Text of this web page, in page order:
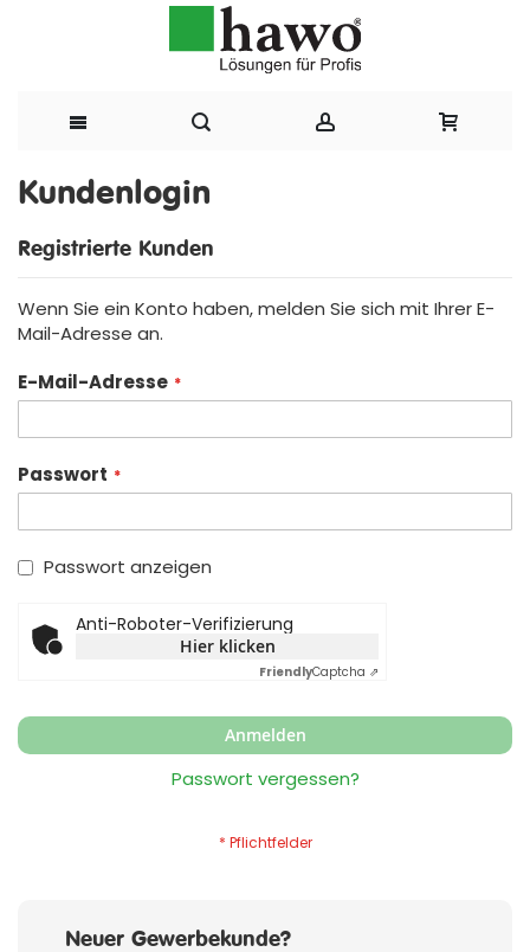
Inhalt
Kundenlogin
Registrierte Kunden
Wenn Sie ein Konto haben, melden Sie sich mit Ihrer E-
Mail-Adresse an.
E-Mail-Adresse
Passwort
Passwort anzeigen
Anti-Roboter-Verifizierung
Hier klicken
FriendlyCaptcha ⇗
Anmelden
Passwort vergessen?
Neuer Gewerbekunde?